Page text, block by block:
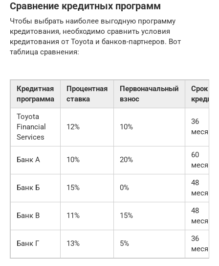
Сравнение кредитных программ
Чтобы выбрать наиболее выгодную программу
кредитования, необходимо сравнить условия
кредитования от Toyota и банков-партнеров. Вот
таблица сравнения:
Кредитная
программа
Процентная
ставка
Первоначальный
взнос
Срок
кредита
Toyota
Financial
Services
12% 10%
36
Банк А 10% 20%
60
Банк Б 15% 0%
48
Банк В 11% 15%
48
Банк Г 13% 5%
36